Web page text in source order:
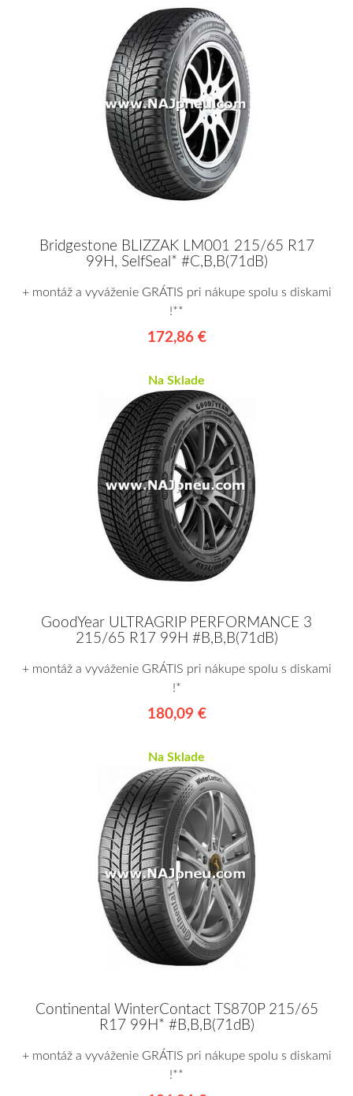
Bridgestone BLIZZAK LM001 215/65 R17
99H, SelfSeal* #C,B,B(71dB)
+ montáž a vyváženie GRÁTIS pri nákupe spolu s diskami
!**
172,86 €
Na Sklade
GoodYear ULTRAGRIP PERFORMANCE 3
215/65 R17 99H #B,B,B(71dB)
+ montáž a vyváženie GRÁTIS pri nákupe spolu s diskami
!*
180,09 €
Na Sklade
Continental WinterContact TS870P 215/65
R17 99H* #B,B,B(71dB)
+ montáž a vyváženie GRÁTIS pri nákupe spolu s diskami
!**